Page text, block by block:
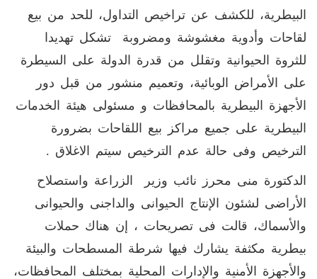
البيطرية، للكشف عن تراخيص التداول، للحد من بيع
لقاحات وأدوية مغشوشة ومضروبة تشكل تهديدا
للثروة الحيوانية وتقلل من قدرة الدولة على السيطرة
على الأمراض الوبائية، وتعميم منشور من قبل دور
الأجهزة البيطرية بالمحافظات و مسئولى هيئة الخدمات
البيطرية على جميع مراكز بيع اللقاحات بضرورة
الترخيص وفى حالة عدم الترخيص سيتم الاغلاق .
الدكتورة منى محرز نائب وزير الزراعة واستصلاح
الأراضى لشئون الإنتاج الحيوانى والداجنى والحيوانى
والأسماك، قالت فى تصريحات ، إن هناك حملات
بيطرية مكثفة يشارك فيها شرطة المسطحات والبيئة
والأجهزة الأمنية والإدارات المحلية بمختلف المحافظات،